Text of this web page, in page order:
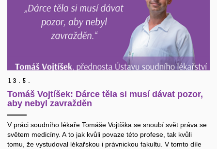
13. 5.
Tomáš Vojtíšek: Dárce těla si musí dávat pozor,
aby nebyl zavražděn
V práci soudního lékaře Tomáše Vojtíška se snoubí svět práva se
světem medicíny. A to jak kvůli povaze této profese, tak kvůli
tomu, že vystudoval lékařskou i právnickou fakultu. V tomto díle